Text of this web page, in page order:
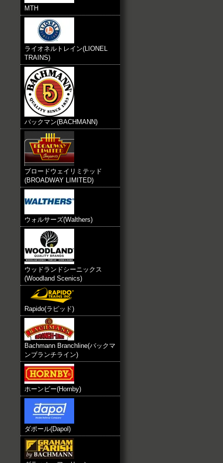
MTH
ライオネルトレイン(LIONEL
TRAINS)
バックマン(BACHMANN)
ブロードウェイリミテッド
(BROADWAY LIMITED)
ウォルサーズ(Walthers)
ウッドランドシーニックス
(Woodland Scenics)
Rapido(ラピッド)
Bachmann Branchline(バックマ
ンブランチライン)
ホーンビー(Hornby)
ダポール(Dapol)